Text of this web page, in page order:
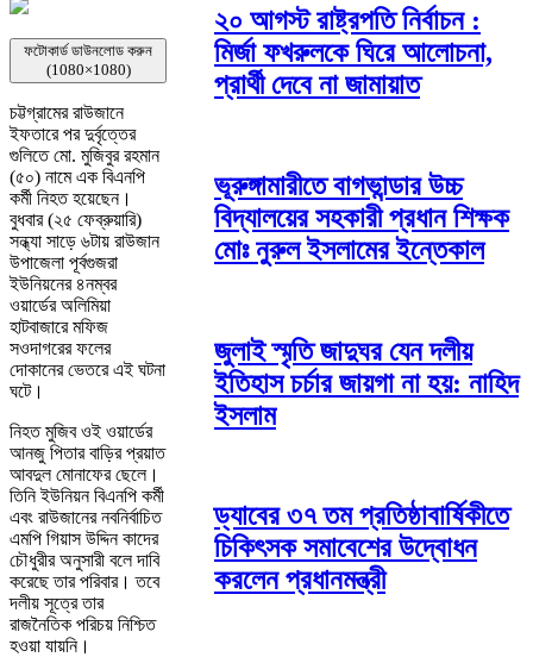
ফটোকার্ড ডাউনলোড করুন
(1080×1080)
চট্টগ্রামের রাউজানে
ইফতারে পর দুর্বৃত্তের
গুলিতে মো. মুজিবুর রহমান
(৫০) নামে এক বিএনপি
কর্মী নিহত হয়েছেন।
বুধবার (২৫ ফেব্রুয়ারি)
সন্ধ্যা সাড়ে ৬টায় রাউজান
উপাজেলা পূর্বগুজরা
ইউনিয়নের ৪নম্বর
ওয়ার্ডের অলিমিয়া
হাটবাজারে মফিজ
সওদাগরের ফলের
দোকানের ভেতরে এই ঘটনা
ঘটে।
নিহত মুজিব ওই ওয়ার্ডের
আনজু পিতার বাড়ির প্রয়াত
আবদুল মোনাফের ছেলে।
তিনি ইউনিয়ন বিএনপি কর্মী
এবং রাউজানের নবনির্বাচিত
এমপি গিয়াস উদ্দিন কাদের
চৌধুরীর অনুসারী বলে দাবি
করেছে তার পরিবার। তবে
দলীয় সূত্রে তার
রাজনৈতিক পরিচয় নিশ্চিত
হওয়া যায়নি।
২০ আগস্ট রাষ্ট্রপতি নির্বাচন :
মির্জা ফখরুলকে ঘিরে আলোচনা,
প্রার্থী দেবে না জামায়াত
ভূরুঙ্গামারীতে বাগভান্ডার উচ্চ
বিদ্যালয়ের সহকারী প্রধান শিক্ষক
মোঃ নুরুল ইসলামের ইন্তেকাল
জুলাই স্মৃতি জাদুঘর যেন দলীয়
ইতিহাস চর্চার জায়গা না হয়: নাহিদ
ইসলাম
ড্যাবের ৩৭ তম প্রতিষ্ঠাবার্ষিকীতে
চিকিৎসক সমাবেশের উদ্বোধন
করলেন প্রধানমন্ত্রী